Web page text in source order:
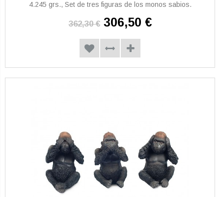
4.245 grs., Set de tres figuras de los monos sabios.
362,30 € 306,50 €